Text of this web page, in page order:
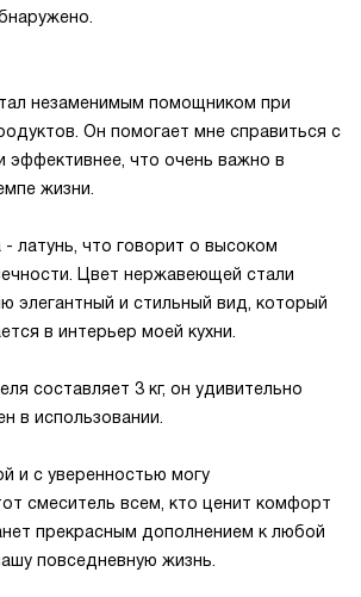
незаменимым помощником при
Он помогает мне справиться с
эффективнее, что очень важно в
жизни.
латунь, что говорит о высоком
Цвет нержавеющей стали
элегантный и стильный вид, который
в интерьер моей кухни.
составляет 3 кг, он удивительно
в использовании.
и с уверенностью могу
смеситель всем, кто ценит комфорт
прекрасным дополнением к любой
повседневную жизнь.